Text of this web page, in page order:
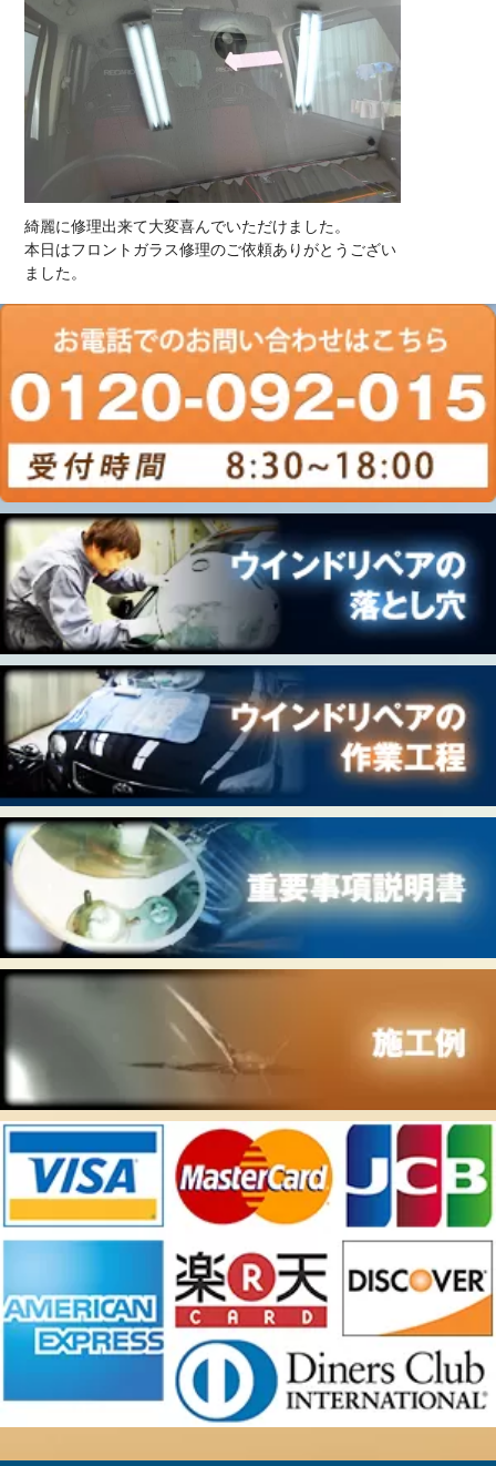
綺麗に修理出来て大変喜んでいただけました。
本日はフロントガラス修理のご依頼ありがとうござい
ました。